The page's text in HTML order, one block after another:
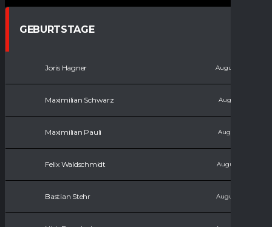
GEBURTSTAGE
Joris Hagner August 18, 2006
Maximilian Schwarz August 7, 2007
Maximilian Pauli August 6, 2008
Felix Waldschmidt August 11, 2008
Bastian Stehr August 17, 2008